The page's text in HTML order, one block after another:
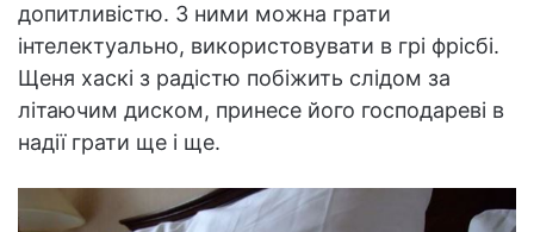
допитливістю. З ними можна грати
інтелектуально, використовувати в грі фрісбі.
Щеня хаскі з радістю побіжить слідом за
літаючим диском, принесе його господареві в
надії грати ще і ще.